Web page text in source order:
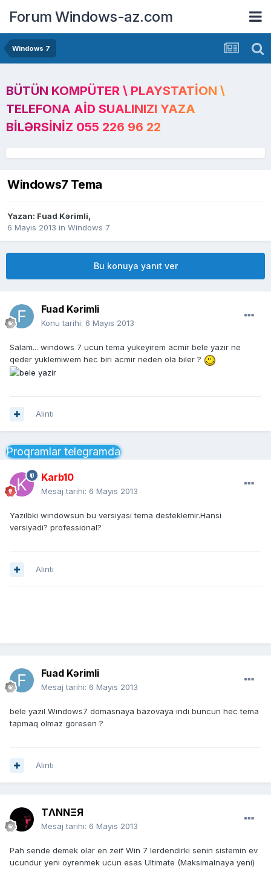
Forum Windows-az.com
Windows 7
BÜTÜN KOMPÜTER \ PLAYSTATION \
TELEFONA AID SUALINIZI YAZA
BILƏRSINIZ 055 226 96 22
Windows7 Tema
Yazan: Fuad Kərimli,
6 Mayıs 2013 in Windows 7
Bu konuya yanıt ver
Fuad Kərimli
Konu tarihi: 6 Mayıs 2013
Salam... windows 7 ucun tema yukeyirem acmir bele yazir ne
qeder yuklemiwem hec biri acmir neden ola biler ?
Alıntı
Proqramlar telegramda
Karb10
Mesaj tarihi: 6 Mayıs 2013
Yazılbki windowsun bu versiyasi tema desteklemir.Hansi
versiyadi? professional?
Alıntı
Fuad Kərimli
Mesaj tarihi: 6 Mayıs 2013
bele yazil Windows7 domasnaya bazovaya indi buncun hec tema
tapmaq olmaz goresen ?
Alıntı
TΛNNΞЯ
Mesaj tarihi: 6 Mayıs 2013
Pah sende demek olar en zeif Win 7 lerdendirki senin sistemin ev
ucundur yeni oyrenmek ucun esas Ultimate (Maksimalnaya yeni)